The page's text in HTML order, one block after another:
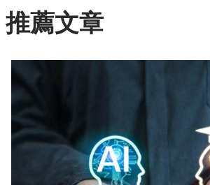
推薦文章